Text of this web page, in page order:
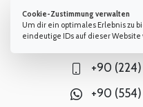
Cookie-Zustimmung verwalten
Um dir ein optimales Erlebnis zu
eindeutige IDs auf dieser
8 The Green,
+90
+90 (554)